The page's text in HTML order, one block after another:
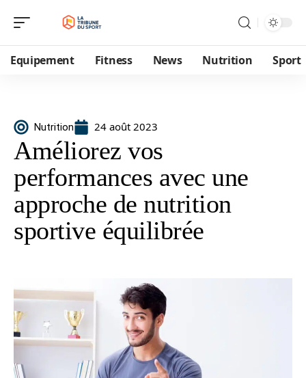
Equipement Fitness News Nutrition Sport
Nutrition 24 août 2023
Améliorez vos
performances avec une
approche de nutrition
sportive équilibrée